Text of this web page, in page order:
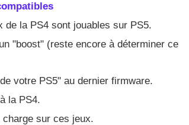
de la PS4 sont jouables sur PS5.
"boost" (reste encore à déterminer ce
votre PS5" au dernier firmware.
la PS4.
sur ces jeux.